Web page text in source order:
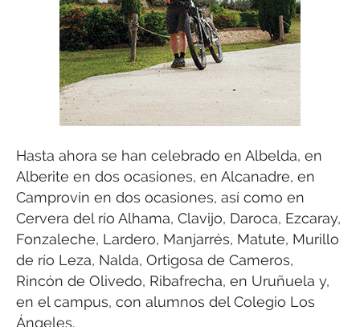
Hasta ahora se han celebrado en Albelda, en
Alberite en dos ocasiones, en Alcanadre, en
Camprovín en dos ocasiones, así como en
Cervera del río Alhama, Clavijo, Daroca, Ezcaray,
Fonzaleche, Lardero, Manjarrés, Matute, Murillo
de río Leza, Nalda, Ortigosa de Cameros,
Rincón de Olivedo, Ribafrecha, en Uruñuela y,
en el campus, con alumnos del Colegio Los
Ángeles.